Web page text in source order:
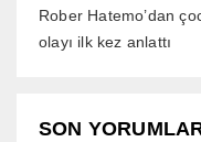
Rober Hatemo’dan
olayı ilk kez anlattı
SON